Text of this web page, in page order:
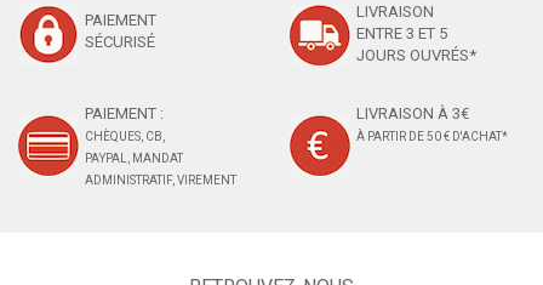
PAIEMENT
SÉCURISÉ
LIVRAISON
ENTRE 3 ET 5
JOURS OUVRÉS*
PAIEMENT :
CHÈQUES, CB,
PAYPAL, MANDAT
ADMINISTRATIF, VIREMENT
LIVRAISON À 3€
À PARTIR DE 50 € D'ACHAT*